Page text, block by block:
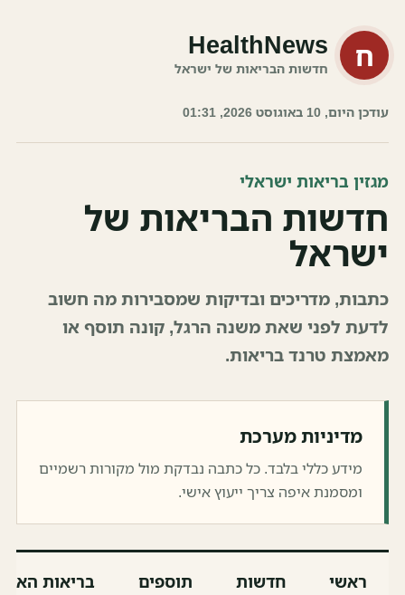
ח HealthNews
חדשות הבריאות של ישראל
עודכן היום, 10 באוגוסט 2026, 01:31
מגזין בריאות ישראלי
חדשות הבריאות של
ישראל
כתבות, מדריכים ובדיקות שמסבירות מה חשוב
לדעת לפני שאת משנה הרגל, קונה תוסף או
מאמצת טרנד בריאות.
מדיניות מערכת
מידע כללי בלבד. כל כתבה נבדקת מול מקורות רשמיים
ומסמנת איפה צריך ייעוץ אישי.
ראשי חדשות תוספים בריאות